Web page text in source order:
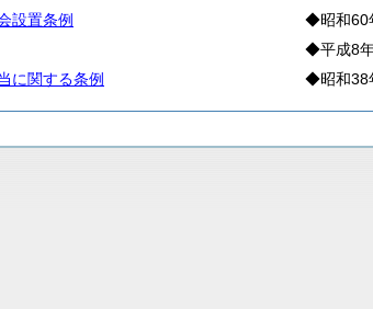
設置条例
◆昭和60
◆平成8
に関する条例
◆昭和38